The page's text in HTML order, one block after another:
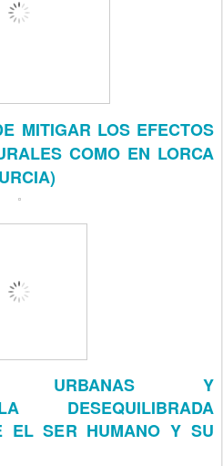
MITIGAR LOS EFECTOS
COMO EN LORCA
URBANAS Y
DESEQUILIBRADA
EL SER HUMANO Y SU